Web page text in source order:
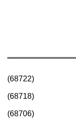
(68722)
(68718)
(68706)